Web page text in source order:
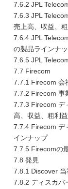
7.6.2 JPL
7.6.3 JPL
売上高、収益、
7.6.4 JPL
の製品ラインナ
7.6.5 JPL
7.7 Firecom
7.7.1 Firecom 会
7.7.2 Firecom 事
7.7.3 Firecom デ
高、収益、粗利
7.7.4 Firecom デ
インナップ
7.7.5 Firecomの
7.8 発見
7.8.1 Discover 当
7.8.2 ディスカバ